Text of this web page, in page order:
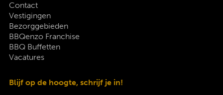
Contact
Vestigingen
Bezorggebieden
BBQenzo Franchise
BBQ Buffetten
Vacatures
Blijf op de hoogte, schrijf je in!